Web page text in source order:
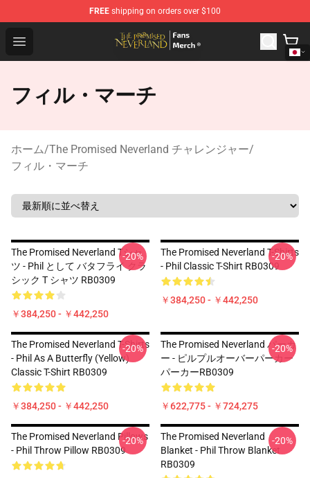
FREE shipping on orders over $100
Open menu
The Promised Neverland Store - Official The Promised
フィル・マーチ
ホーム/The Promised Neverland チャレンジャー/
フィル・マーチ
The Promised Neverland Tシャ
ツ - Phil として バタフライ クラ
シック T シャツ RB0309
￥384,250 - ￥442,250
-20%
The Promised Neverland T-Shirts
- Phil Classic T-Shirt RB0309
￥384,250 - ￥442,250
-20%
The Promised Neverland T-Shirts
- Phil As A Butterfly (yellow)
Classic T-Shirt RB0309
￥384,250 - ￥442,250
-20%
The Promised Neverland パーカ
ー - ピルプルオーバーパーカー
パーカーRB0309
￥622,775 - ￥724,275
-20%
The Promised Neverland Pillows
- Phil Throw Pillow RB0309
-20%
The Promised Neverland
Blanket - Phil Throw Blanket
RB0309
-20%